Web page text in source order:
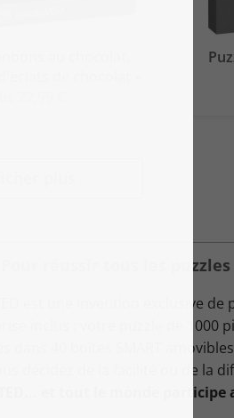
réussir tous les puzzles
est une invention exclusive de
inclus : votre puzzle de 1000
dans 40 boîtes SMART
décidez de la facilité ou de la
et tout le monde participe